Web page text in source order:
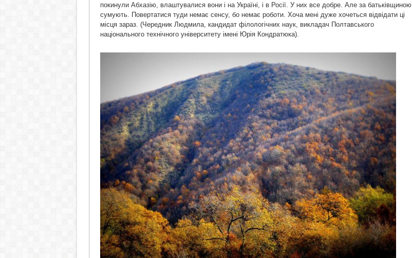
покинули Абхазію, влаштувалися вони і на Україні, і в Росії. У них все добре. Але за батьківщиною
сумують. Повертатися туди немає сенсу, бо немає роботи. Хоча мені дуже хочеться відвідати ці
місця зараз. (Чередник Людмила, кандидат філологічних наук, викладач Полтавського
національного технічного університету імені Юрія Кондратюка).